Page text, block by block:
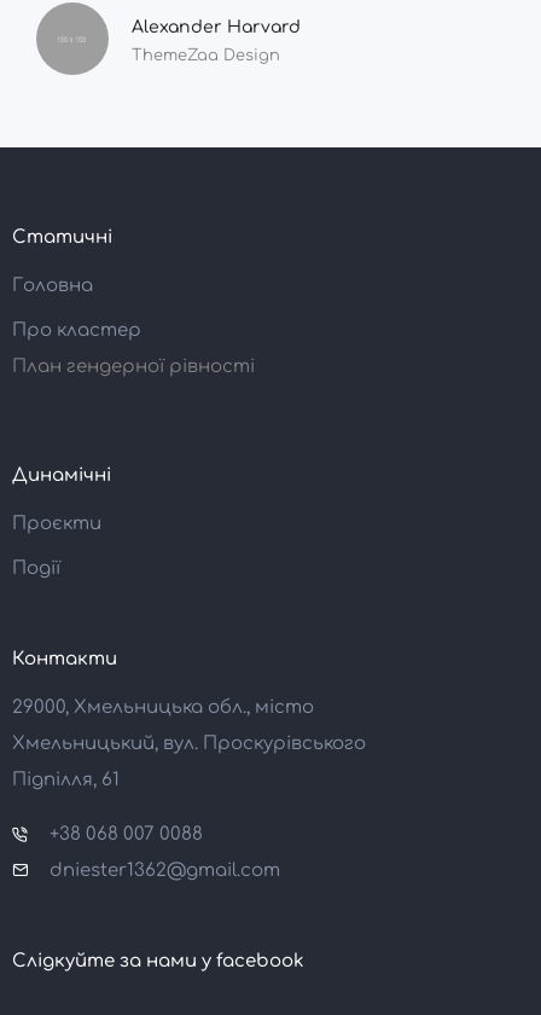
Alexander Harvard
ThemeZaa Design
Статичні
Головна
Про кластер
План гендерної рівності
Динамічні
Проєкти
Події
Контакти
29000, Хмельницька обл., місто
Хмельницький, вул. Проскурівського
Підпілля, 61
+38 068 007 0088
dniester1362@gmail.com
Слідкуйте за нами у facebook